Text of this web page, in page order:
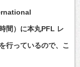
間）に本丸PFL レ
行っているので、こ